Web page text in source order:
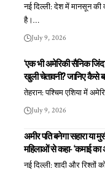
नई दिल्ली: देश में मानसून की
है।…
July 9, 2026
‘एक भी अमेरिकी सैनिक
खुली चेतावनी? जानिए कैसे
तेहरान: पश्चिम एशिया में
July 9, 2026
अमीर पति बनेगा सहारा या
महिलाओं से कहा- ‘कमाई का
नई दिल्ली: शादी और रिश्तों